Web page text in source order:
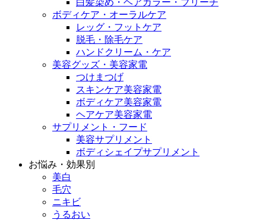
ボディケア・オーラルケア
レッグ・フットケア
脱毛・除毛ケア
ハンドクリーム・ケア
美容グッズ・美容家電
つけまつげ
スキンケア美容家電
ボディケア美容家電
ヘアケア美容家電
サプリメント・フード
美容サプリメント
ボディシェイプサプリメント
お悩み・効果別
美白
毛穴
ニキビ
うるおい